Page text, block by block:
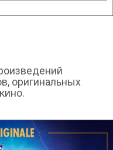
оригинальных